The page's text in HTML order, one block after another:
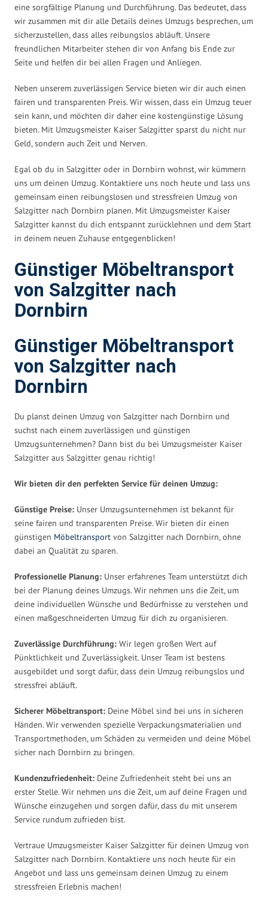
eine sorgfältige Planung und Durchführung. Das bedeutet, dass
wir zusammen mit dir alle Details deines Umzugs besprechen, um
sicherzustellen, dass alles reibungslos abläuft. Unsere
freundlichen Mitarbeiter stehen dir von Anfang bis Ende zur
Seite und helfen dir bei allen Fragen und Anliegen.
Neben unserem zuverlässigen Service bieten wir dir auch einen
fairen und transparenten Preis. Wir wissen, dass ein Umzug teuer
sein kann, und möchten dir daher eine kostengünstige Lösung
bieten. Mit Umzugsmeister Kaiser Salzgitter sparst du nicht nur
Geld, sondern auch Zeit und Nerven.
Egal ob du in Salzgitter oder in Dornbirn wohnst, wir kümmern
uns um deinen Umzug. Kontaktiere uns noch heute und lass uns
gemeinsam einen reibungslosen und stressfreien Umzug von
Salzgitter nach Dornbirn planen. Mit Umzugsmeister Kaiser
Salzgitter kannst du dich entspannt zurücklehnen und dem Start
in deinem neuen Zuhause entgegenblicken!
Günstiger Möbeltransport
von Salzgitter nach
Dornbirn
Günstiger Möbeltransport
von Salzgitter nach
Dornbirn
Du planst deinen Umzug von Salzgitter nach Dornbirn und
suchst nach einem zuverlässigen und günstigen
Umzugsunternehmen? Dann bist du bei Umzugsmeister Kaiser
Salzgitter aus Salzgitter genau richtig!
Wir bieten dir den perfekten Service für deinen Umzug:
Günstige Preise: Unser Umzugsunternehmen ist bekannt für
seine fairen und transparenten Preise. Wir bieten dir einen
günstigen Möbeltransport von Salzgitter nach Dornbirn, ohne
dabei an Qualität zu sparen.
Professionelle Planung: Unser erfahrenes Team unterstützt dich
bei der Planung deines Umzugs. Wir nehmen uns die Zeit, um
deine individuellen Wünsche und Bedürfnisse zu verstehen und
einen maßgeschneiderten Umzug für dich zu organisieren.
Zuverlässige Durchführung: Wir legen großen Wert auf
Pünktlichkeit und Zuverlässigkeit. Unser Team ist bestens
ausgebildet und sorgt dafür, dass dein Umzug reibungslos und
stressfrei abläuft.
Sicherer Möbeltransport: Deine Möbel sind bei uns in sicheren
Händen. Wir verwenden spezielle Verpackungsmaterialien und
Transportmethoden, um Schäden zu vermeiden und deine Möbel
sicher nach Dornbirn zu bringen.
Kundenzufriedenheit: Deine Zufriedenheit steht bei uns an
erster Stelle. Wir nehmen uns die Zeit, um auf deine Fragen und
Wünsche einzugehen und sorgen dafür, dass du mit unserem
Service rundum zufrieden bist.
Vertraue Umzugsmeister Kaiser Salzgitter für deinen Umzug von
Salzgitter nach Dornbirn. Kontaktiere uns noch heute für ein
Angebot und lass uns gemeinsam deinen Umzug zu einem
stressfreien Erlebnis machen!